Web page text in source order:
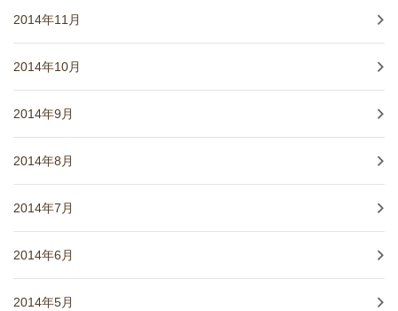
2014年11月
2014年10月
2014年9月
2014年8月
2014年7月
2014年6月
2014年5月